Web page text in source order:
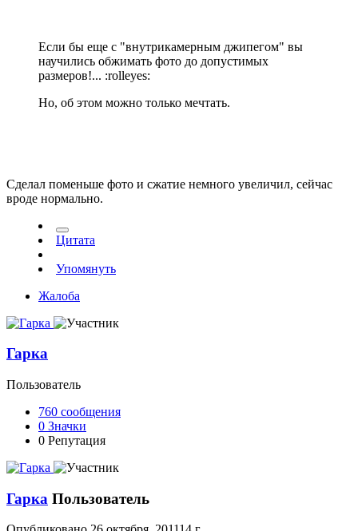
Если бы еще с "внутрикамерным джипегом" вы
научились обжимать фото до допустимых
размеров!... :rolleyes:
Но, об этом можно только мечтать.
Сделал поменьше фото и сжатие немного увеличил, сейчас
вроде нормально.
Цитата
Упомянуть
Жалоба
Гарка
Пользователь
760 сообщения
0 Значки
0 Репутация
Гарка Пользователь